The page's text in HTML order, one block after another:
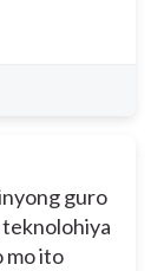
guro
teknolohiya
mo ito